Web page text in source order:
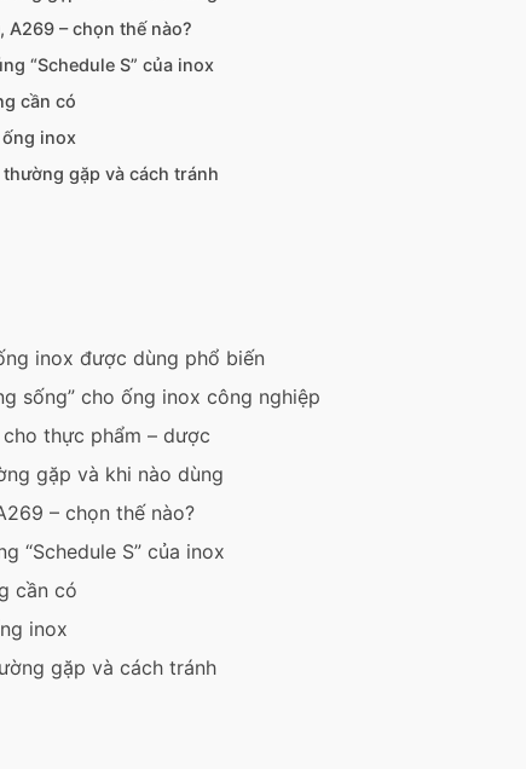
A269 – chọn thế nào?
“Schedule S” của inox
cần có
inox
gặp và cách tránh
inox được dùng phổ biến
sống” cho ống inox công nghiệp
thực phẩm – dược
gặp và khi nào dùng
– chọn thế nào?
“Schedule S” của inox
cần có
inox
gặp và cách tránh